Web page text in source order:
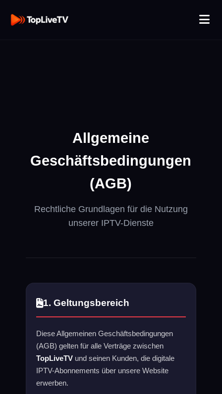
Allgemeine
Geschäftsbedingungen
(AGB)
Rechtliche Grundlagen für die Nutzung
unserer IPTV-Dienste
1. Geltungsbereich
Diese Allgemeinen Geschäftsbedingungen
(AGB) gelten für alle Verträge zwischen
TopLiveTVund seinen Kunden, die digitale
IPTV-Abonnements über unsere Website
erwerben.